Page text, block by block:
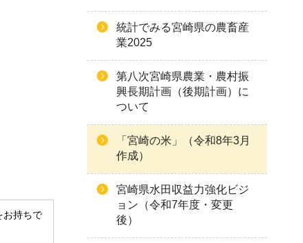
お持ちで
統計でみる宮崎県の農畜産
業2025
第八次宮崎県農業・農村振
興長期計画（後期計画）に
ついて
「宮崎の米」（令和8年3月
作成）
宮崎県水田収益力強化ビジ
ョン（令和7年度・変更
後）